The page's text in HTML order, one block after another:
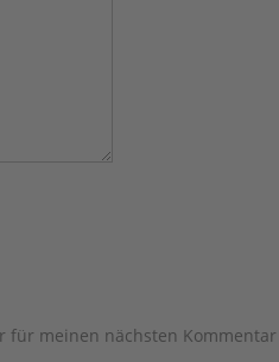
für meinen nächsten